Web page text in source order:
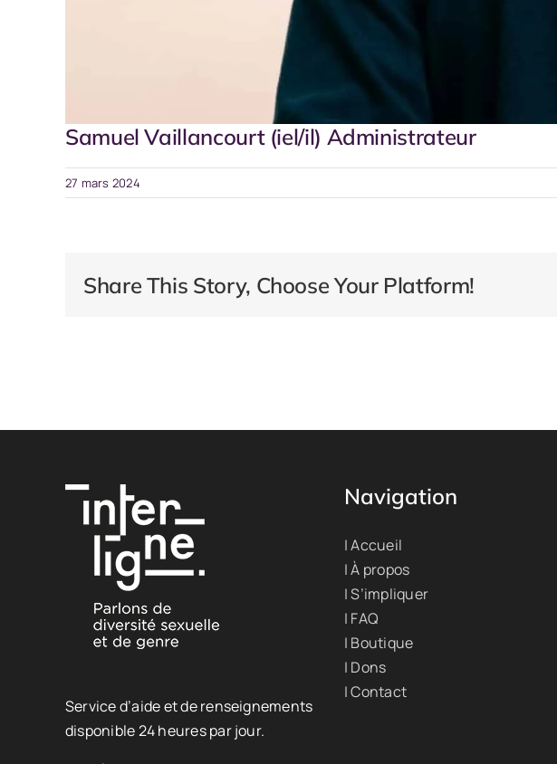
Samuel Vaillancourt (iel/il) Administrateur
27 mars 2024
Share This Story, Choose Your Platform!
Service d’aide et de renseignements
disponible 24 heures par jour.
Navigation
| Accueil
| À propos
| S’impliquer
| FAQ
| Boutique
| Dons
| Contact